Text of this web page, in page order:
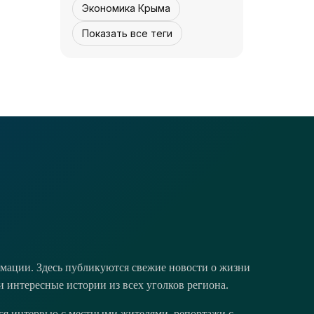
Экономика Крыма
Показать все теги
Здесь публикуются свежие новости о жизни
истории из всех уголков региона.